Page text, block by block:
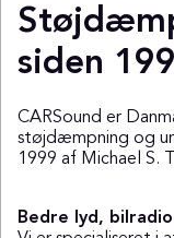
siden
CARSound er
støjdæmpning og
1999 af Michael S.
Bedre lyd,